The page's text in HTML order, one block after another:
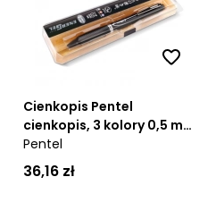
Cienkopis Pentel
cienkopis, 3 kolory 0,5 mm
3kol. (XBLC35A)
Pentel
36,16 zł